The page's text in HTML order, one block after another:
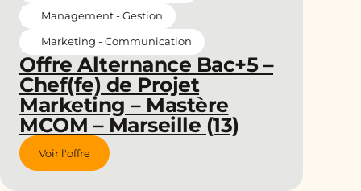
Offre Alternance Bac+5 –
Chef(fe) de Projet
Marketing – Mastère
MCOM – Marseille (13)
Management - Gestion
Marketing - Communication
Voir l'offre